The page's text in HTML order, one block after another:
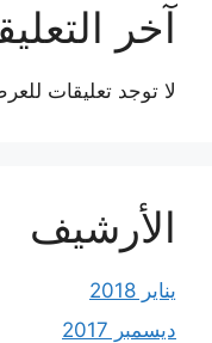
آخر
لا توجد تعليقات
الأرشيف
يناير 2018
ديسمبر 2017